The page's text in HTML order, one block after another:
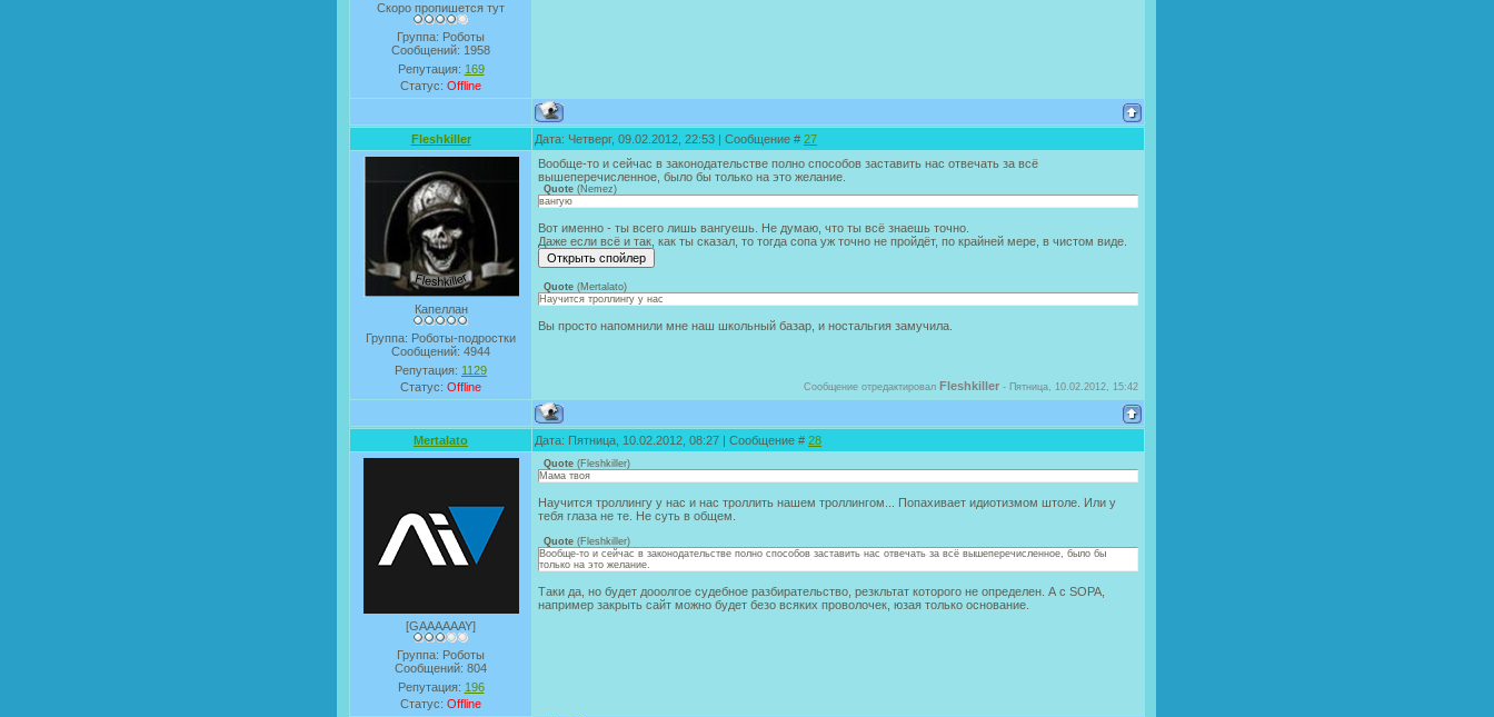
Скоро пропишется тут
Группа: Роботы
Сообщений: 1958
Репутация: 169
Статус: Offline
Fleshkiller Дата: Четверг, 09.02.2012, 22:53 | Сообщение # 27
Капеллан
Группа: Роботы-подростки
Сообщений: 4944
Репутация: 1129
Статус: Offline
Вообще-то и сейчас в законодательстве полно способов заставить нас отвечать за всё
вышеперечисленное, было бы только на это желание.
Quote (Nemez)
вангую
Вот именно - ты всего лишь вангуешь. Не думаю, что ты всё знаешь точно.
Даже если всё и так, как ты сказал, то тогда сопа уж точно не пройдёт, по крайней мере, в чистом виде.
Quote (Mertalato)
Научится троллингу у нас
Вы просто напомнили мне наш школьный базар, и ностальгия замучила.
Сообщение отредактировал Fleshkiller - Пятница, 10.02.2012, 15:42
Mertalato Дата: Пятница, 10.02.2012, 08:27 | Сообщение # 28
[GAAAAAAY]
Группа: Роботы
Сообщений: 804
Репутация: 196
Статус: Offline
Quote (Fleshkiller)
Мама твоя
Научится троллингу у нас и нас троллить нашем троллингом... Попахивает идиотизмом штоле. Или у
тебя глаза не те. Не суть в общем.
Quote (Fleshkiller)
Вообще-то и сейчас в законодательстве полно способов заставить нас отвечать за всё вышеперечисленное, было бы
только на это желание.
Таки да, но будет дооолгое судебное разбирательство, резкльтат которого не определен. А с SOPA,
например закрыть сайт можно будет безо всяких проволочек, юзая только основание.